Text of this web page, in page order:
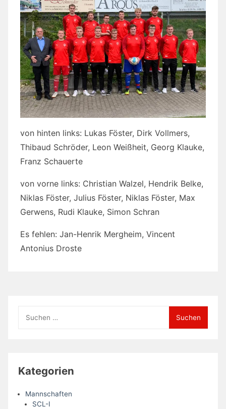
von hinten links: Lukas Föster, Dirk Vollmers,
Thibaud Schröder, Leon Weißheit, Georg Klauke,
Franz Schauerte
von vorne links: Christian Walzel, Hendrik Belke,
Niklas Föster, Julius Föster, Niklas Föster, Max
Gerwens, Rudi Klauke, Simon Schran
Es fehlen: Jan-Henrik Mergheim, Vincent
Antonius Droste
nach:
Kategorien
Mannschaften
SCL-I